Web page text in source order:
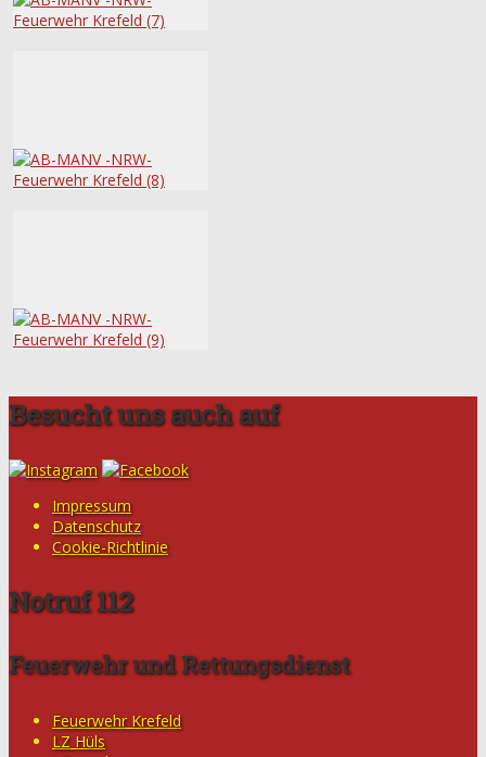
Besucht uns auch auf
Impressum
Datenschutz
Cookie-Richtlinie
Notruf 112
Feuerwehr und Rettungsdienst
Feuerwehr Krefeld
LZ Hüls